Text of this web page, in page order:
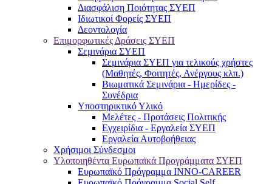
Διασφάλιση Ποιότητας ΣΥΕΠ
Ιδιωτικοί Φορείς ΣΥΕΠ
Δεοντολογία
Επιμορφωτικές Δράσεις ΣΥΕΠ
Σεμινάρια ΣΥΕΠ
Σεμινάρια ΣΥΕΠ για τελικούς χρήστες
(Μαθητές, Φοιτητές, Ανέργους κλπ.)
Βιωματικά Σεμινάρια - Ημερίδες -
Συνέδρια
Υποστηρικτικό Υλικό
Μελέτες - Προτάσεις Πολιτικής
Εγχειρίδια - Εργαλεία ΣΥΕΠ
Εργαλεία Αυτοβοήθειας
Χρήσιμοι Σύνδεσμοι
Υλοποιηθέντα Ευρωπαϊκά Προγράμματα ΣΥΕΠ
Ευρωπαϊκό Πρόγραμμα INNO-CAREER